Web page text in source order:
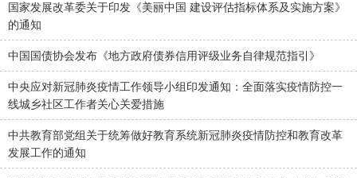
国家发展改革委关于印发《美丽中国 建设评估指标体系及实施方案》
的通知
中国国债协会发布《地方政府债券信用评级业务自律规范指引》
中央应对新冠肺炎疫情工作领导小组印发通知：全面落实疫情防控一
线城乡社区工作者关心关爱措施
中共教育部党组关于统筹做好教育系统新冠肺炎疫情防控和教育改革
发展工作的通知